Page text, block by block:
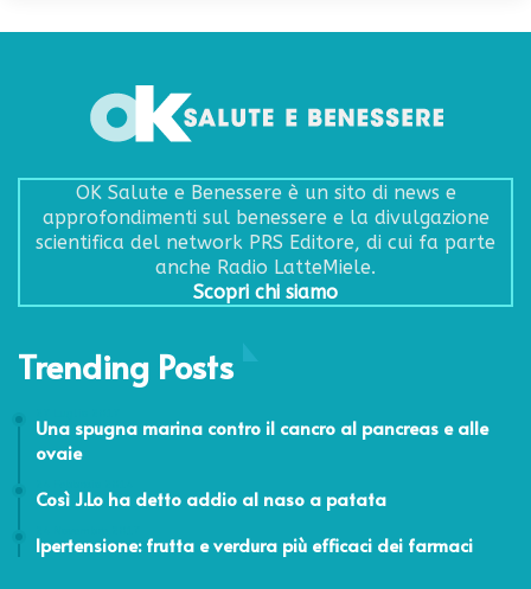
OK Salute e Benessere è un sito di news e
approfondimenti sul benessere e la divulgazione
scientifica del network PRS Editore, di cui fa parte
anche Radio LatteMiele.
Scopri chi siamo
Trending Posts
Una spugna marina contro il cancro al pancreas e alle
ovaie
Così J.Lo ha detto addio al naso a patata
Ipertensione: frutta e verdura più efficaci dei farmaci